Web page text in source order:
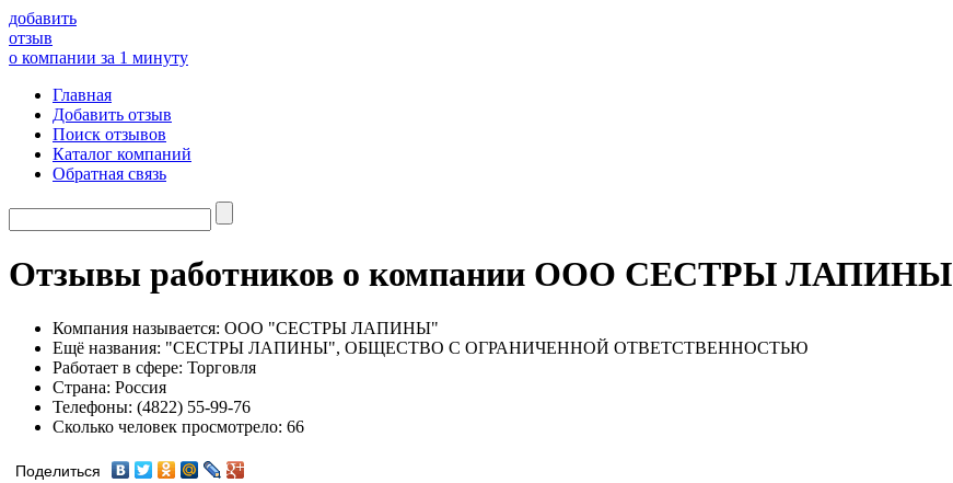
добавить
отзыв
о компании за 1 минуту
Главная
Добавить отзыв
Поиск отзывов
Каталог компаний
Обратная связь
Отзывы работников о компании ООО СЕСТРЫ ЛАПИНЫ
Компания называется: ООО "СЕСТРЫ ЛАПИНЫ"
Ещё названия: "СЕСТРЫ ЛАПИНЫ", ОБЩЕСТВО С ОГРАНИЧЕННОЙ ОТВЕТСТВЕННОСТЬЮ
Работает в сфере: Торговля
Страна: Россия
Телефоны: (4822) 55-99-76
Сколько человек просмотрело: 66
Поделиться